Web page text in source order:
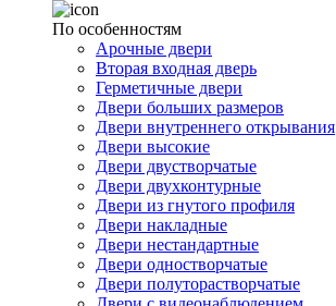
По особенностям
Арочные двери
Вторая входная дверь
Герметичные двери
Двери больших размеров
Двери внутреннего открывания
Двери высокие
Двери двустворчатые
Двери двухконтурные
Двери из гнутого профиля
Двери накладные
Двери нестандартные
Двери одностворчатые
Двери полуторастворчатые